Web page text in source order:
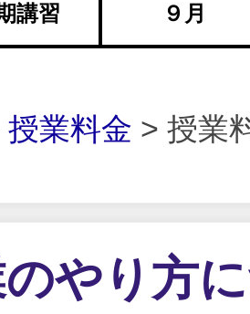
講習 ９月
授業料金 > 授業
やり方